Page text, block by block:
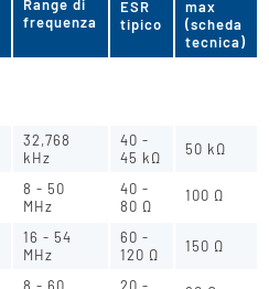
Range di
frequenza
ESR
tipico
max
(scheda
tecnica)
32,768
kHz
40 -
45 kΩ
50 kΩ
8 - 50
MHz
40 -
80 Ω
100 Ω
16 - 54
MHz
60 -
120 Ω
150 Ω